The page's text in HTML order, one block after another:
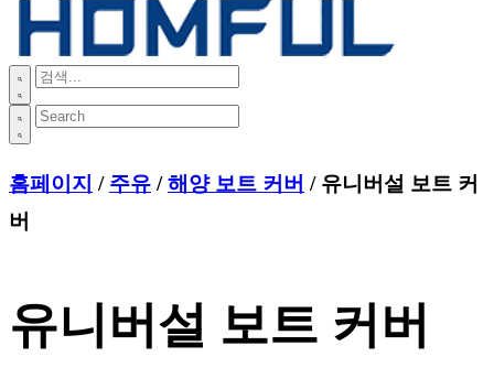
홈페이지 / 주유 /해양 보트 커버 / 유니버설 보트 커
버
유니버설 보트 커버